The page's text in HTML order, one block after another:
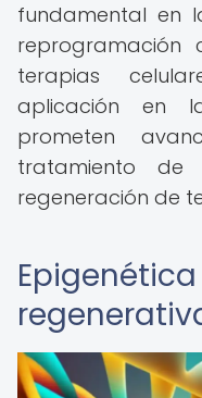
fundamental en
reprogramación
terapias
aplicación en
prometen
tratamiento
regeneración de